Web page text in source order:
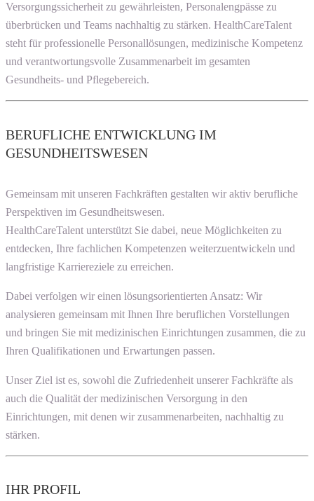
Versorgungssicherheit zu gewährleisten, Personalengpässe zu
überbrücken und Teams nachhaltig zu stärken. HealthCareTalent
steht für professionelle Personallösungen, medizinische Kompetenz
und verantwortungsvolle Zusammenarbeit im gesamten
Gesundheits- und Pflegebereich.
BERUFLICHE ENTWICKLUNG IM
GESUNDHEITSWESEN
Gemeinsam mit unseren Fachkräften gestalten wir aktiv berufliche
Perspektiven im Gesundheitswesen.
HealthCareTalent unterstützt Sie dabei, neue Möglichkeiten zu
entdecken, Ihre fachlichen Kompetenzen weiterzuentwickeln und
langfristige Karriereziele zu erreichen.
Dabei verfolgen wir einen lösungsorientierten Ansatz: Wir
analysieren gemeinsam mit Ihnen Ihre beruflichen Vorstellungen
und bringen Sie mit medizinischen Einrichtungen zusammen, die zu
Ihren Qualifikationen und Erwartungen passen.
Unser Ziel ist es, sowohl die Zufriedenheit unserer Fachkräfte als
auch die Qualität der medizinischen Versorgung in den
Einrichtungen, mit denen wir zusammenarbeiten, nachhaltig zu
stärken.
IHR PROFIL